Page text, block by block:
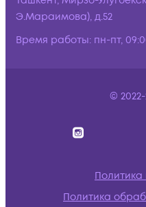
Э.Мараимова), д.52
Время работы: пн-пт,
©
Политика
Политика